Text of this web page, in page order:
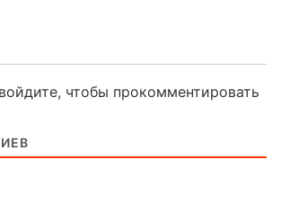
чтобы прокомментировать